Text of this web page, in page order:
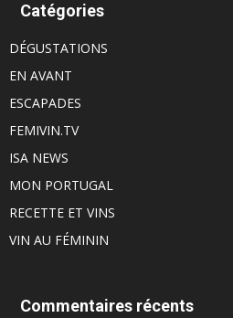
Catégories
DÉGUSTATIONS
EN AVANT
ESCAPADES
FEMIVIN.TV
ISA NEWS
MON PORTUGAL
RECETTE ET VINS
VIN AU FÉMININ
Commentaires récents